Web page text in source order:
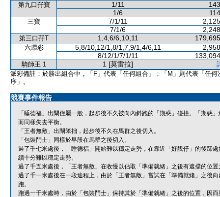
第九口孖寶 1/11
1/6
三寶 7/1/11
7/1/6
第三口孖T 1,4,6/6,10,11
六環彩 5,8/10,12/1,8/1,7,9/1,4/6,11
8/12/1/7/1/11
騎師王 1 1 [莫雷拉]
派彩備註：於勝出組合中，「F」代表「任何組合」；「M」則代表「任何
序」。
競賽事件報告
「睡德福」出閘僅屬一般，起步後不久被向內斜跑的「期惑」碰撞。「期惑
而同樣失去平衡。
「王者無敵」出閘笨拙，起步後不久在馬群之後切入。
「包裝鬥士」同樣於早段在馬群之後切入。
過了千七米處後，「睡德福」開始難以穩定走勢，在靠近「好靚仔」的後蹄
續十分難以穩定走勢。
過了千五米處後，「王者無敵」在收慢以佔取「準備就緒」之後有遮擋的位
過了千一米處後在一段途程上，由於「王者無敵」嘗試在「準備就緒」之後
跑。
跑過一千米處時，由於「包裝鬥士」保持其於「準備就緒」之後的位置，因